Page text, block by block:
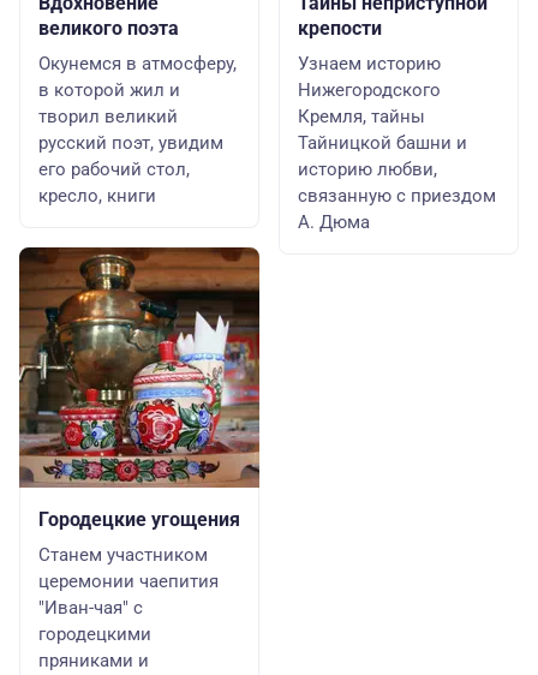
великого поэта
Окунемся в атмосферу,
в которой жил и
творил великий
русский поэт, увидим
его рабочий стол,
кресло, книги
Городецкие угощения
Станем участником
церемонии чаепития
"Иван-чая" с
городецкими
пряниками и
крепости
Узнаем историю
Нижегородского
Кремля, тайны
Тайницкой башни и
историю любви,
связанную с приездом
А. Дюма